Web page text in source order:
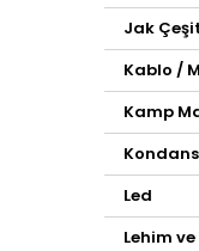
Jak
Kablo /
Kamp
Led
Lehim